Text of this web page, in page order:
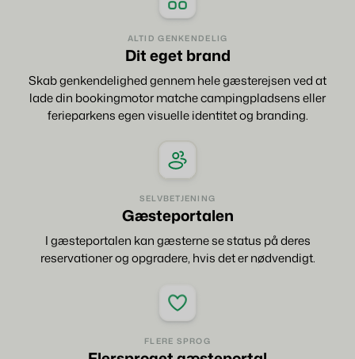
ALTID GENKENDELIG
Dit eget brand
Skab genkendelighed gennem hele gæsterejsen ved at
lade din bookingmotor matche campingpladsens eller
ferieparkens egen visuelle identitet og branding.
SELVBETJENING
Gæsteportalen
I gæsteportalen kan gæsterne se status på deres
reservationer og opgradere, hvis det er nødvendigt.
FLERE SPROG